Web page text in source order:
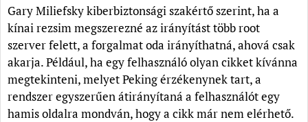
Gary Miliefsky kiberbiztonsági szakértő szerint, ha a
kínai rezsim megszerezné az irányítást több root
szerver felett, a forgalmat oda irányíthatná, ahová csak
akarja. Például, ha egy felhasználó olyan cikket kívánna
megtekinteni, melyet Peking érzékenynek tart, a
rendszer egyszerűen átirányítaná a felhasználót egy
hamis oldalra mondván, hogy a cikk már nem elérhető.